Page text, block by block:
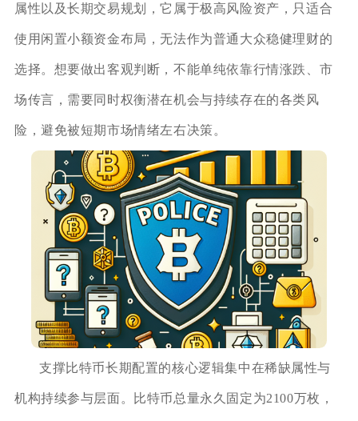
属性以及长期交易规划，它属于极高风险资产，只适合
使用闲置小额资金布局，无法作为普通大众稳健理财的
选择。想要做出客观判断，不能单纯依靠行情涨跌、市
场传言，需要同时权衡潜在机会与持续存在的各类风
险，避免被短期市场情绪左右决策。
支撑比特币长期配置的核心逻辑集中在稀缺属性与
机构持续参与层面。比特币总量永久固定为2100万枚，